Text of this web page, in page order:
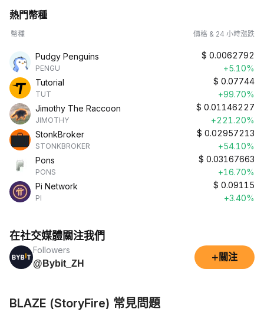
熱門幣種
幣種 價格 & 24 小時漲跌
Pudgy Penguins
PENGU
$ 0.0062792
+5.10%
Tutorial
TUT
$ 0.07744
+99.70%
Jimothy The Raccoon
JIMOTHY
$ 0.01146227
+221.20%
StonkBroker
STONKBROKER
$ 0.02957213
+54.10%
Pons
PONS
$ 0.03167663
+16.70%
Pi Network
PI
$ 0.09115
+3.40%
在社交媒體關注我們
Followers
@Bybit_ZH
+ 關注
BLAZE (StoryFire) 常見問題